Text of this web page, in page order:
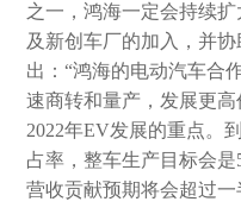
之一，鸿海一定会持续
及新创车厂的加入，并
出：“鸿海的电动汽车合
速商转和量产，发展更
2022年EV发展的重点。
占率，整车生产目标会
营收贡献预期将会超过